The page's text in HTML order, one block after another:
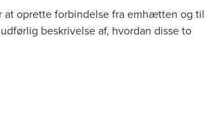
at oprette forbindelse fra emhætten og til
beskrivelse af, hvordan disse to